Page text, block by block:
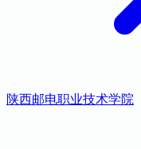
陕西邮电职业技术学院